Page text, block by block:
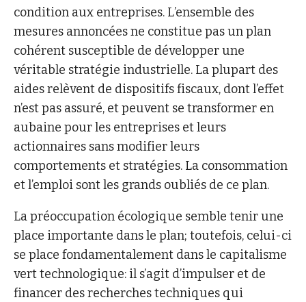
condition aux entreprises. L’ensemble des
mesures annoncées ne constitue pas un plan
cohérent susceptible de développer une
véritable stratégie industrielle. La plupart des
aides relèvent de dispositifs fiscaux, dont l’effet
n’est pas assuré, et peuvent se transformer en
aubaine pour les entreprises et leurs
actionnaires sans modifier leurs
comportements et stratégies. La consommation
et l’emploi sont les grands oubliés de ce plan.
La préoccupation écologique semble tenir une
place importante dans le plan; toutefois, celui-ci
se place fondamentalement dans le capitalisme
vert technologique: il s’agit d’impulser et de
financer des recherches techniques qui